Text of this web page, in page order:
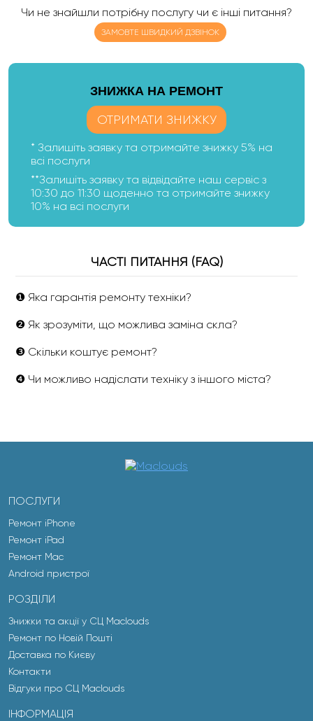
Чи не знайшли потрібну послугу чи є інші питання?
ЗАМОВТЕ ШВИДКИЙ ДЗВІНОК
ЗНИЖКА НА РЕМОНТ
ОТРИМАТИ ЗНИЖКУ
* Залишіть заявку та отримайте знижку 5% на
всі послуги
**Залишіть заявку та відвідайте наш сервіс з
10:30 до 11:30 щоденно та отримайте знижку
10% на всі послуги
ЧАСТІ ПИТАННЯ (FAQ)
❶ Яка гарантія ремонту техніки?
❷ Як зрозуміти, що можлива заміна скла?
❸ Скільки коштує ремонт?
❹ Чи можливо надіслати техніку з іншого міста?
ПОСЛУГИ
Ремонт iPhone
Ремонт iPad
Ремонт Mac
Android пристрої
РОЗДІЛИ
Знижки та акції у СЦ Maclouds
Ремонт по Новій Пошті
Доставка по Києву
Контакти
Відгуки про СЦ Maclouds
ІНФОРМАЦІЯ